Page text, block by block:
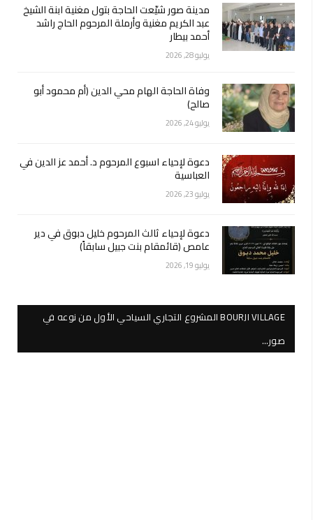
مدينة صور شيّعت الحاجة بتول مغنية ابنة الشيخ
عبد الكريم مغنية وأرملة المرحوم الحاج راشد
أحمد بيطار
يوليو 28, 2026
وفاة الحاجة الهام محي الدين (أم محمود أبو
صالح)
يوليو 24, 2026
دعوة لإحياء اسبوع المرحوم د. أحمد عز الدين في
العباسية
يوليو 23, 2026
دعوة لإحياء ثالث المرحوم خليل دبوق في دير
عامص (قائمقام بنت جبيل سابقاً)
يوليو 19, 2026
BOURJI VILLAGE المشروع التجاري السياحي الأول من نوعه في
صور…